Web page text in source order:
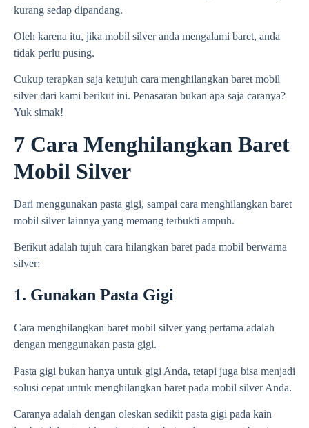
kurang sedap dipandang.
Oleh karena itu, jika mobil silver anda mengalami baret, anda
tidak perlu pusing.
Cukup terapkan saja ketujuh cara menghilangkan baret mobil
silver dari kami berikut ini. Penasaran bukan apa saja caranya?
Yuk simak!
7 Cara Menghilangkan Baret
Mobil Silver
Dari menggunakan pasta gigi, sampai cara menghilangkan baret
mobil silver lainnya yang memang terbukti ampuh.
Berikut adalah tujuh cara hilangkan baret pada mobil berwarna
silver:
1. Gunakan Pasta Gigi
Cara menghilangkan baret mobil silver yang pertama adalah
dengan menggunakan pasta gigi.
Pasta gigi bukan hanya untuk gigi Anda, tetapi juga bisa menjadi
solusi cepat untuk menghilangkan baret pada mobil silver Anda.
Caranya adalah dengan oleskan sedikit pasta gigi pada kain